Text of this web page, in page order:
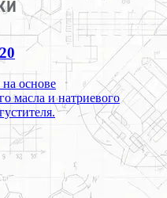
основе
масла и натриевого